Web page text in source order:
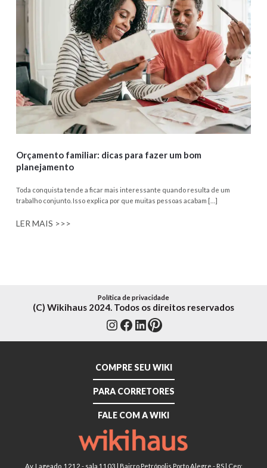
Orçamento familiar: dicas para fazer um bom
planejamento
Toda conquista tende a ficar mais interessante quando resulta de um
trabalho conjunto. Isso explica por que muitas pessoas acabam […]
LER MAIS >>>
Instagram
Facebook
LinkedIn
Pinterest
Política de privacidade
(C) Wikihaus 2024. Todos os direitos reservados
COMPRE SEU WIKI
PARA CORRETORES
FALE COM A WIKI
Av. Lageado, 1212 - sala 1103 | Bairro Petrópolis Porto Alegre - RS | Cep: